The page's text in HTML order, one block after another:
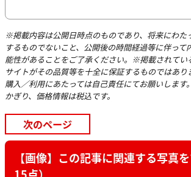
※掲載内容は公開日時点のものであり、将来にわた
するものでないこと、公開後の時間経過等に伴って
能性があることをご了承ください。※掲載されてい
サイトがその品質等を十全に保証するものではあり
購入／利用にあたっては自己責任にてお願いしま
かぎり、価格情報は税込です。
次のページ
【画像】この記事に関連する写真